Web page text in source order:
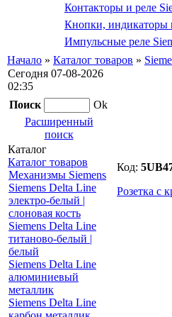
Контакторы и реле
Кнопки, индикаторы
Импульсные реле
Начало » Каталог товаров »
Сегодня 07-08-2026
02:35
Поиск
Ok
Расширенный
поиск
Каталог
Каталог товаров
Механизмы Siemens
Siemens Delta Line
электро-белый |
слоновая кость
Siemens Delta Line
титаново-белый |
белый
Siemens Delta Line
алюминиевый
металлик
Siemens Delta Line
Код:
Розетка с